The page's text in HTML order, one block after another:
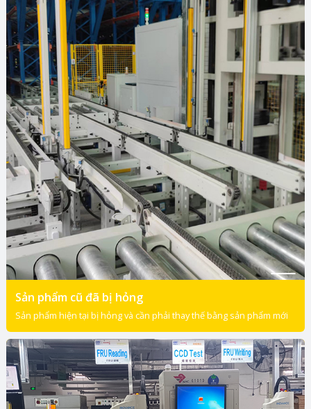
Sản phẩm cũ đã bị hỏng
Sản phẩm hiện tại bị hỏng và cần phải thay thế bằng sản phẩm mới